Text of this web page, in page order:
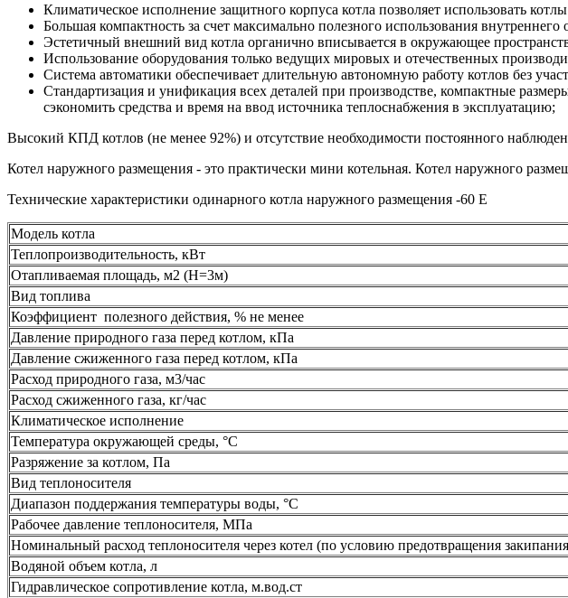
Климатическое исполнение защитного корпуса котла позволяет использовать
Большая компактность за счет максимально полезного использования
Эстетичный внешний вид котла органично вписывается в окружающее
Использование оборудования только ведущих мировых и отечественных
Система автоматики обеспечивает длительную автономную работу котлов без
Стандартизация и унификация всех деталей при производстве, компактные
сэкономить средства и время на ввод источника теплоснабжения в эксплуатацию;
Высокий КПД котлов (не менее 92%) и отсутствие необходимости постоянного
Котел наружного размещения - это практически мини котельная. Котел наружного
Технические характеристики одинарного котла наружного размещения -60 E
Модель котла
Теплопроизводительность, кВт
Отапливаемая площадь, м2 (Н=3м)
Вид топлива
Коэффициент полезного действия, % не менее
Давление природного газа перед котлом, кПа
Давление сжиженного газа перед котлом, кПа
Расход природного газа, м3/час
Расход сжиженного газа, кг/час
Климатическое исполнение
Температура окружающей среды, °C
Разряжение за котлом, Па
Вид теплоносителя
Диапазон поддержания температуры воды, °C
Рабочее давление теплоносителя, МПа
Номинальный расход теплоносителя через котел (по условию предотвращения
Водяной объем котла, л
Гидравлическое сопротивление котла, м.вод.ст